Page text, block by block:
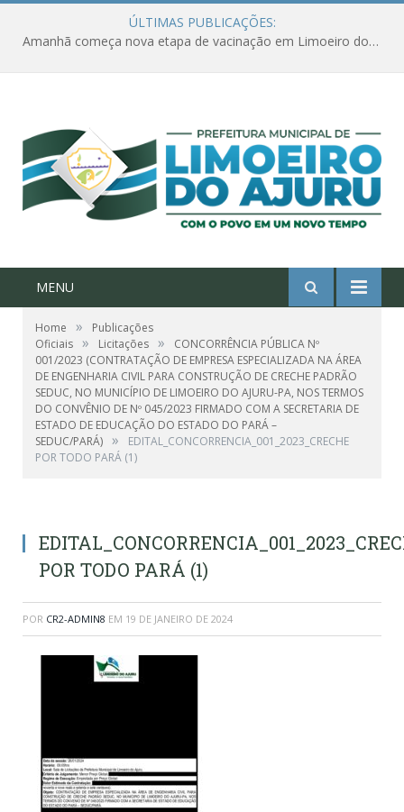
ÚLTIMAS PUBLICAÇÕES:
Amanhã começa nova etapa de vacinação em Limoeiro do Ajuru para idosos com 65 ou mais
MENU
Home »
Publicações
Oficiais » Licitações »
CONCORRÊNCIA PÚBLICA Nº
001/2023 (CONTRATAÇÃO DE EMPRESA ESPECIALIZADA NA ÁREA
DE ENGENHARIA CIVIL PARA CONSTRUÇÃO DE CRECHE PADRÃO
SEDUC, NO MUNICÍPIO DE LIMOEIRO DO AJURU-PA, NOS TERMOS
DO CONVÊNIO DE Nº 045/2023 FIRMADO COM A SECRETARIA DE
ESTADO DE EDUCAÇÃO DO ESTADO DO PARÁ –
SEDUC/PARÁ) »
EDITAL_CONCORRENCIA_001_2023_CRECHE
POR TODO PARÁ (1)
POR TODO PARÁ (1)
POR CR2-ADMIN8 EM 19 DE JANEIRO DE 2024